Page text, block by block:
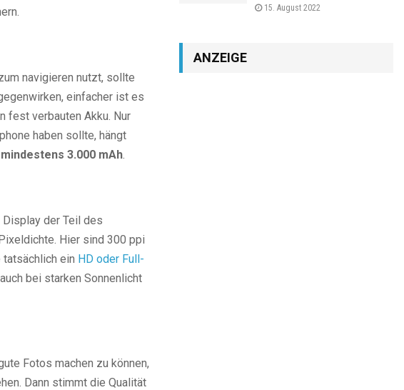
navigieren nutzt, sollte
einfacher ist es
fest verbauten Akku. Nur
haben sollte, hängt
3.000 mAh
der Teil des
Hier sind 300 ppi
ein HD oder Full-
bei starken Sonnenlicht
Fotos machen zu können,
Dann stimmt die Qualität
15. August 2022
ANZEIGE